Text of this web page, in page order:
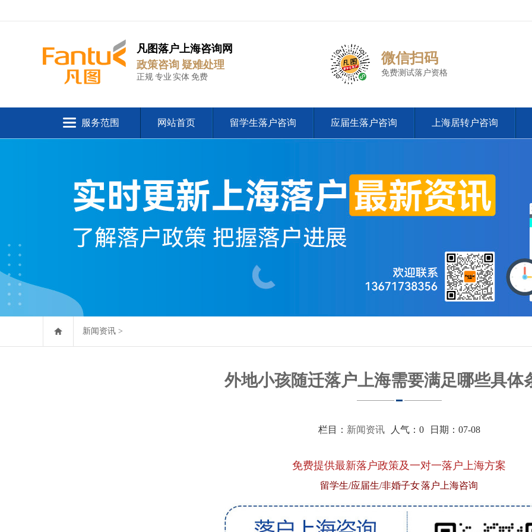
凡图落户上海咨询网
政策咨询 疑难处理
正规 专业 实体 免费
微信扫码
免费测试落户资格
服务范围 网站首页 留学生落户咨询 应届生落户咨询 上海居转户咨询
新闻资讯 >
外地小孩随迁落户上海需要满足哪些具体
栏目： 新闻资讯人气： 0日期：07-08
免费提供最新落户政策及一对一落户上海方案
留学生/应届生/非婚子女 落户上海咨询